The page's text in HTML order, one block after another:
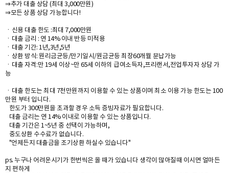
⇒추가 대출 상담 (최대 3,000만원)
⇒모든 상품 상담 가능합니다!
ㆍ신용 대출 한도 :최대 7,000만원
ㆍ대출 금리 : 연 14% 이내 반등 미적용
ㆍ대출 기간: 1년,3년,5년
ㆍ상환 방식: 원리금균등/만기일시/원금균등 최장60개월 분납가능
ㆍ대출 자격:만 19세 이상~만 65세 이하의 급여소득자,프리랜서,전업투자자 상담 가
능
ㆍ대출 한도는 최대 7천만원까지 이용할 수 있는 상품이며 최소 이용 가능 한도는 100
만원 부터 입니다.
한도가 300만원을 초과할 경우 소득 증빙자료가 필요합니다.
대출 금리는 연 14% 이내로 이용할 수 있는 상품입니다.
대출 기간은 1~5년 중 선택이 가능하며,
중도상환 수수료가 없습니다.
"언제든지 대출금을 조기상환 하실수 있습니다"
ps. 누구나 어려운시기가 한번씩은 올 때가 있습니다 생각이 많아질때 이시면 얼마든
지 편하게